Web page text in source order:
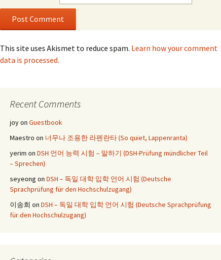
This site uses Akismet to reduce spam. Learn how your comment
data is processed.
Recent Comments
joyon Guestbook
Maestro on 너무나 조용한 라펜란타 (So quiet, Lappenranta)
yerim on DSH 언어 능력 시험 – 말하기 (DSH-Prüfung mündlicher Teil
– Sprechen)
seyeong on DSH – 독일 대학 입학 언어 시험 (Deutsche
Sprachprüfung für den Hochschulzugang)
이송희 on DSH – 독일 대학 입학 언어 시험 (Deutsche Sprachprüfung
für den Hochschulzugang)